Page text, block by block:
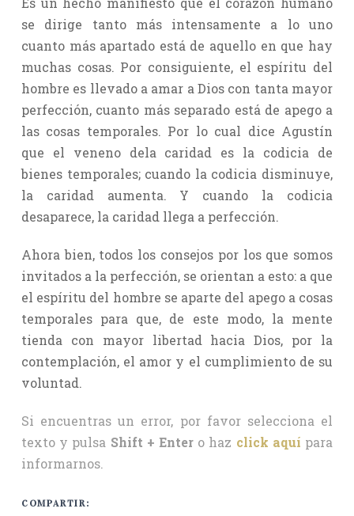
se dirige tanto más intensamente a lo uno
cuanto más apartado está de aquello en que hay
muchas cosas. Por consiguiente, el espíritu del
hombre es llevado a amar a Dios con tanta mayor
perfección, cuanto más separado está de apego a
las cosas temporales. Por lo cual dice Agustín
que el veneno dela caridad es la codicia de
bienes temporales; cuando la codicia disminuye,
la caridad aumenta. Y cuando la codicia
desaparece, la caridad llega a perfección.
Ahora bien, todos los consejos por los que somos
invitados a la perfección, se orientan a esto: a que
el espíritu del hombre se aparte del apego a cosas
temporales para que, de este modo, la mente
tienda con mayor libertad hacia Dios, por la
contemplación, el amor y el cumplimiento de su
voluntad.
Si encuentras un error, por favor selecciona el
texto y pulsa Shift + Enter o haz click aquí para
informarnos.
COMPARTIR: